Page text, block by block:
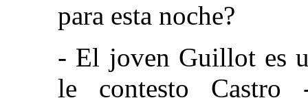
para esta noche?
- El joven Guillot es
le contesto